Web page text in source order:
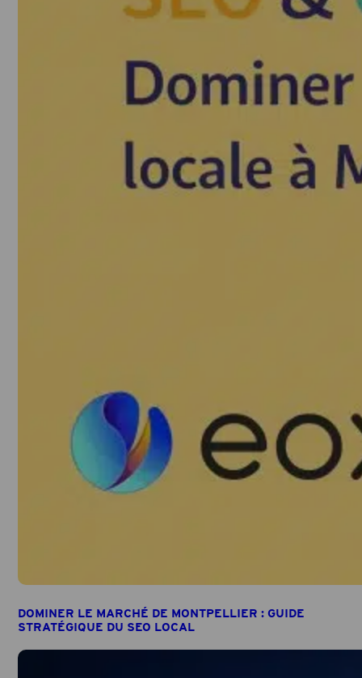
DOMINER LE MARCHÉ DE MONTPELLIER : GUIDE
STRATÉGIQUE DU SEO LOCAL